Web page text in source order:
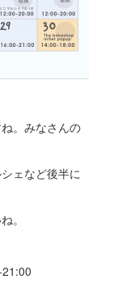
。みなさんの
ェなど後半に
。